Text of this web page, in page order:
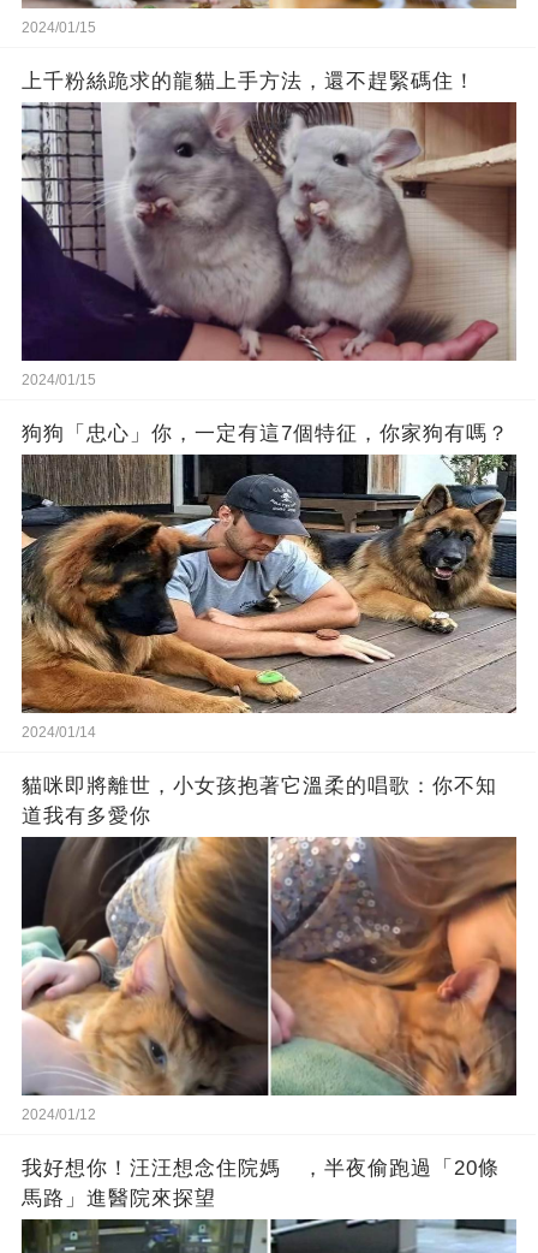
2024/01/15
上千粉絲跪求的龍貓上手方法，還不趕緊碼住！
2024/01/15
狗狗「忠心」你，一定有這7個特征，你家狗有嗎？
2024/01/14
貓咪即將離世，小女孩抱著它溫柔的唱歌：你不知
道我有多愛你
2024/01/12
我好想你！汪汪想念住院媽 ，半夜偷跑過「20條
馬路」進醫院來探望